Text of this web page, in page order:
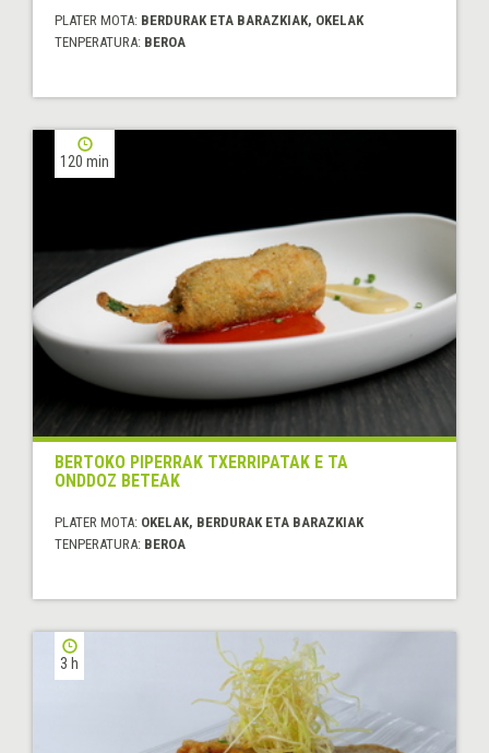
PLATER MOTA: BERDURAK ETA BARAZKIAK, OKELAK
TENPERATURA: BEROA
120 min
BERTOKO PIPERRAK TXERRIPATAK E TA
ONDDOZ BETEAK
PLATER MOTA: OKELAK, BERDURAK ETA BARAZKIAK
TENPERATURA: BEROA
3 h